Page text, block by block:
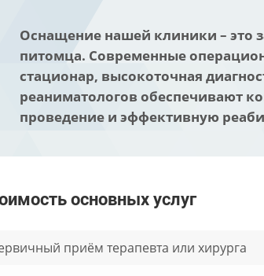
Оснащение нашей клиники – это
питомца. Современные
стационар, высокоточная
реаниматологов обеспечивают
проведение и эффективную
основных услуг
приём терапевта или хирурга